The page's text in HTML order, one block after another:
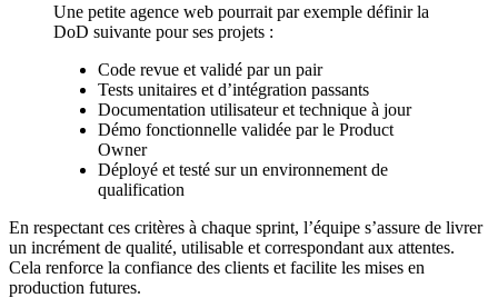
Une petite agence web pourrait par exemple définir la
DoD suivante pour ses projets :
Code revue et validé par un pair
Tests unitaires et d’intégration passants
Documentation utilisateur et technique à jour
Démo fonctionnelle validée par le Product
Owner
Déployé et testé sur un environnement de
qualification
En respectant ces critères à chaque sprint, l’équipe s’assure de livrer
un incrément de qualité, utilisable et correspondant aux attentes.
Cela renforce la confiance des clients et facilite les mises en
production futures.